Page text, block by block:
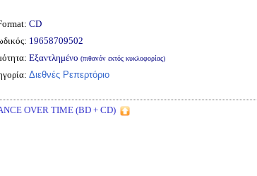
CD
19658709502
Εξαντλημένο (πιθανόν εκτός κυκλοφορίας)
Διεθνές Ρεπερτόριο
OVER TIME (BD + CD)